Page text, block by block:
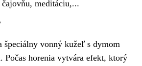
meditáciu,...
špeciálny vonný kužeľ s dymom
Počas horenia vytvára efekt, ktorý